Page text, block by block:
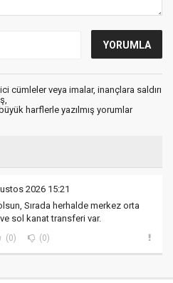
cümleler veya imalar, inançlara saldırı
harflerle yazılmış yorumlar
2026 15:21
Sırada herhalde merkez orta
sol kanat transferi var.
(0) (0)